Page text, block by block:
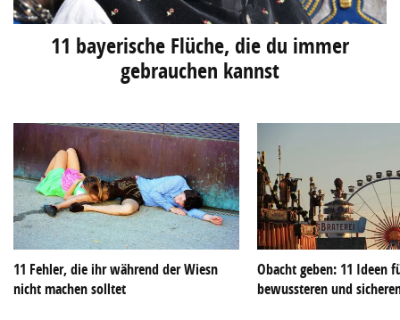
11 bayerische Flüche, die du immer
gebrauchen kannst
11 Fehler, die ihr während der Wiesn
nicht machen solltet
Obacht geben: 11 Ideen
bewussteren und